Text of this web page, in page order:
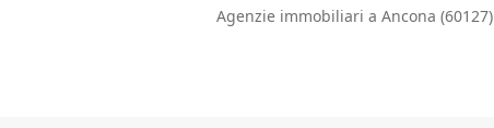
Agenzie immobiliari a Ancona (60127)